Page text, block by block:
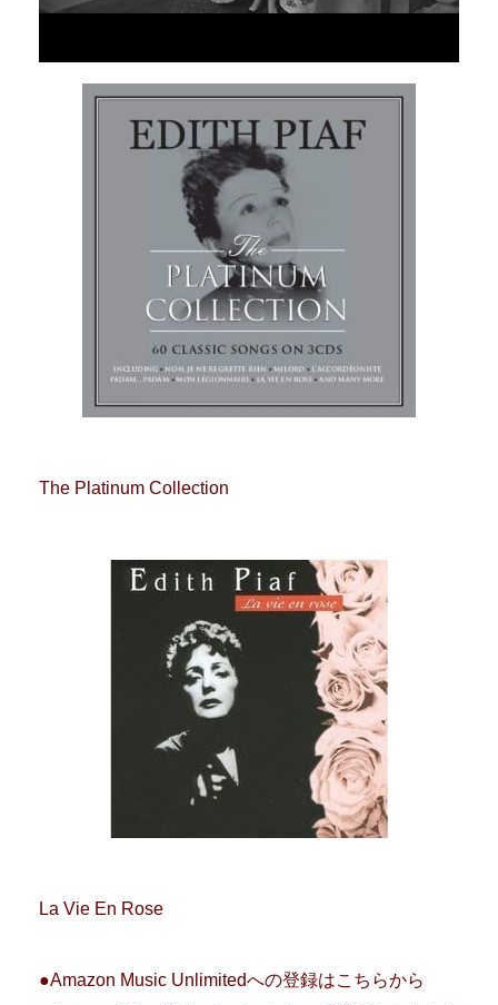
The Platinum Collection
La Vie En Rose
●Amazon Music Unlimitedへの登録はこちらから